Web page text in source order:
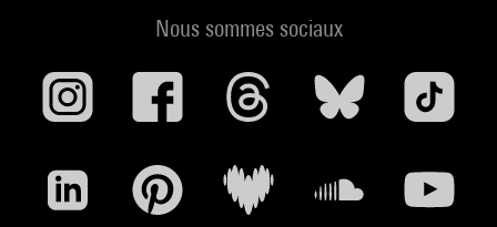
Nous sommes sociaux